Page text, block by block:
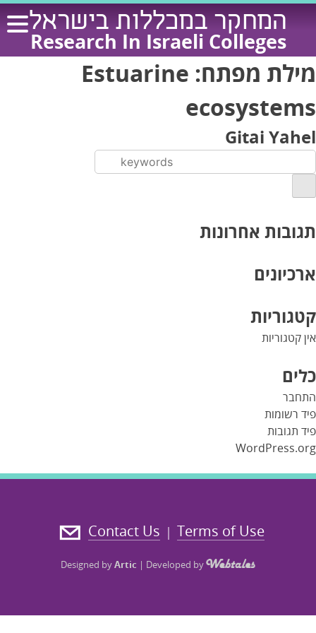
Skip
content
המחקר במכללות בישראל
Research In Israeli Colleges
מילת מפתח: Estuarine
ecosystems
Gitai Yahel
תגובות אחרונות
ארכיונים
קטגוריות
אין קטגוריות
כלים
התחבר
פיד רשומות
פיד תגובות
WordPress.org
Terms of Use
|
Contact Us
Designed byArtic | Developed by